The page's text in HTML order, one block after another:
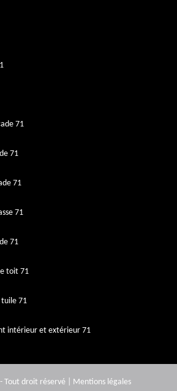
71
71
71
71
71
toit 71
de tuile 71
intérieur et extérieur 71
Tout droit réservé | Mentions légales